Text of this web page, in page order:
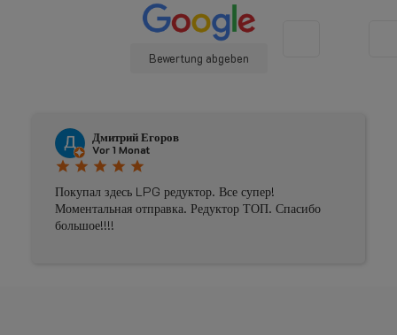
Bewertung abgeben
Johnny Douwma
star star
Prima geholpen